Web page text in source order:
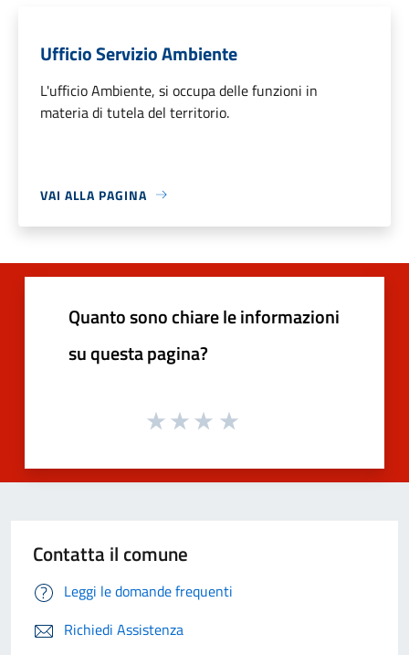
Ufficio Servizio Ambiente
L'ufficio Ambiente, si occupa delle funzioni in
materia di tutela del territorio.
VAI ALLA PAGINA
Quanto sono chiare le informazioni
su questa pagina?
Contatta il comune
Leggi le domande frequenti
Richiedi Assistenza